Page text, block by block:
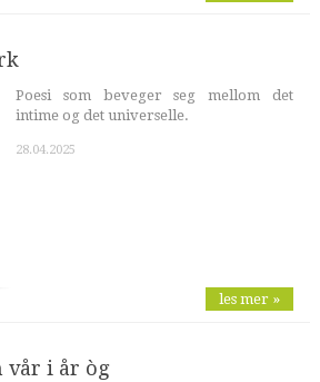
Poesi som beveger seg mellom det
intime og det universelle.
28.04.2025
les mer »
vår i år òg